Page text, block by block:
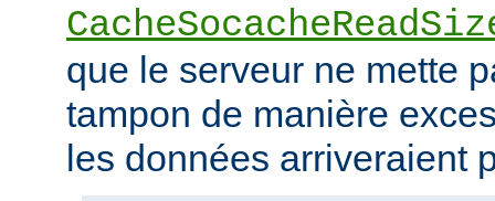
que le serveur ne mette
tampon de manière
les données arriveraient